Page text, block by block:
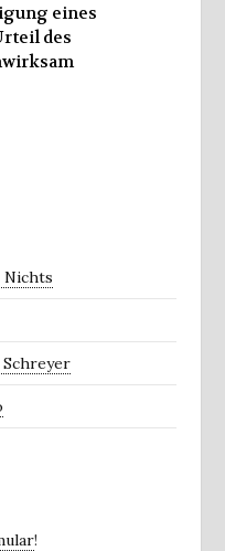
eines
des
Nichts
Schreyer
!